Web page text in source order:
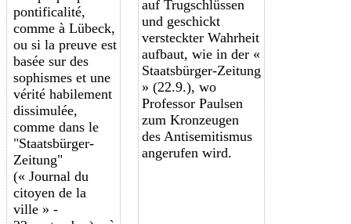
pontificalité,
comme à Lübeck,
ou si la preuve est
basée sur des
sophismes et une
vérité habilement
dissimulée,
comme dans le
"Staatsbürger-
Zeitung"
(« Journal du
citoyen de la
ville » -
auf Trugschlüssen
und geschickt
versteckter Wahrheit
aufbaut, wie in der «
Staatsbürger-Zeitung
» (22.9.), wo
Professor Paulsen
zum Kronzeugen
des Antisemitismus
angerufen wird.